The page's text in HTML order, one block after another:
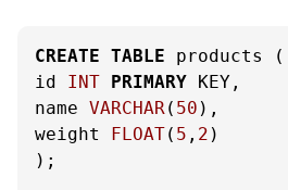
CREATE TABLE products (
id INT PRIMARY KEY,
name VARCHAR( 50 ),
weight FLOAT( 5 , 2 )
);